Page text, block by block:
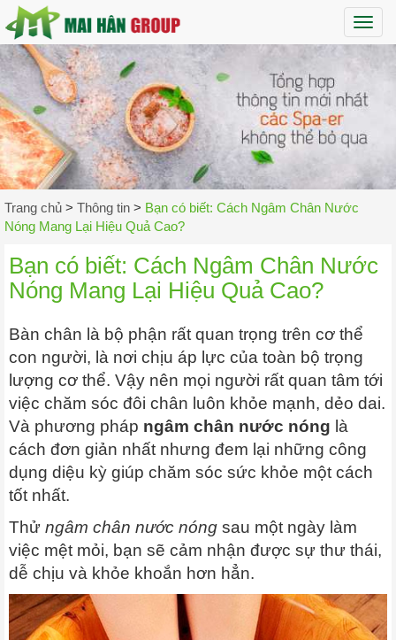
Trang chủ > Thông tin > Bạn có biết: Cách Ngâm Chân Nước
Nóng Mang Lại Hiệu Quả Cao?
Bạn có biết: Cách Ngâm Chân Nước
Nóng Mang Lại Hiệu Quả Cao?
Bàn chân là bộ phận rất quan trọng trên cơ thể
con người, là nơi chịu áp lực của toàn bộ trọng
lượng cơ thể. Vậy nên mọi người rất quan tâm tới
việc chăm sóc đôi chân luôn khỏe mạnh, dẻo dai.
Và phương pháp ngâm chân nước nóng là
cách đơn giản nhất nhưng đem lại những công
dụng diệu kỳ giúp chăm sóc sức khỏe một cách
tốt nhất.
Thử ngâm chân nước nóng sau một ngày làm
việc mệt mỏi, bạn sẽ cảm nhận được sự thư thái,
dễ chịu và khỏe khoắn hơn hẳn.